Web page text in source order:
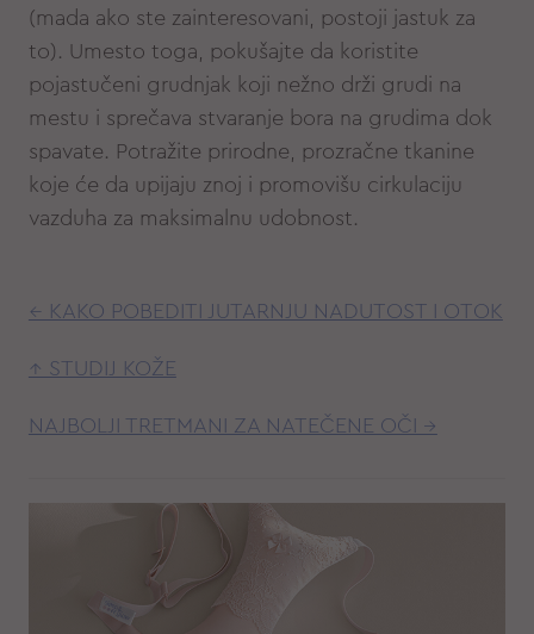
(mada ako ste zainteresovani, postoji jastuk za
to). Umesto toga, pokušajte da koristite
pojastučeni grudnjak koji nežno drži grudi na
mestu i sprečava stvaranje bora na grudima dok
spavate. Potražite prirodne, prozračne tkanine
koje će da upijaju znoj i promovišu cirkulaciju
vazduha za maksimalnu udobnost.
← KAKO POBEDITI JUTARNJU NADUTOST I OTOK
↑ STUDIJ KOŽE
NAJBOLJI TRETMANI ZA NATEČENE OČI →